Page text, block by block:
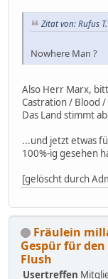
Zitat von: Rufus
Nowhere Man ?
Also Herr Marx,
Castration / Blood
Das Land stimmt
...und jetzt etwas
100%-ig gesehen
[gelöscht durch
Fräulein
Gespür für den
Flush
Usertreffen